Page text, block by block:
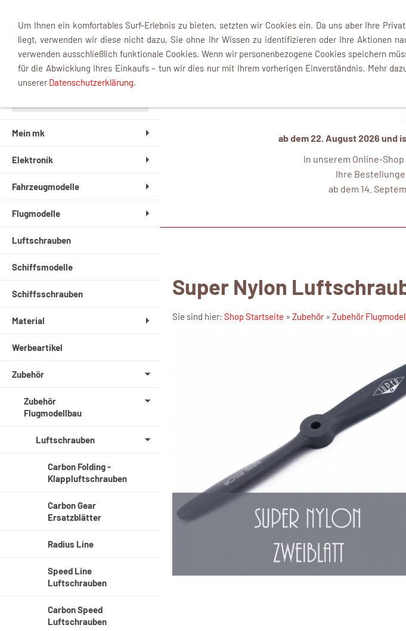
Mein mk
Elektronik
Fahrzeugmodelle
Flugmodelle
Luftschrauben
Schiffsmodelle
Schiffsschrauben
Material
Werbeartikel
Zubehör
Zubehör
Flugmodellbau
Luftschrauben
Carbon Folding -
Klappluftschrauben
Carbon Gear
Ersatzblätter
Radius Line
Speed Line
Luftschrauben
Carbon Speed
Luftschrauben
INFOBOX
ab dem 22. August 2026 und
In unserem Online-
Ihre
ab dem 14.
Super Nylon
Sie sind hier: Shop Startseite » Zubehör» Zubehör
Um Ihnen ein komfortables Surf-Erlebnis zu bieten, setzten wir Cookies ein. Da uns aber Ihre
liegt, verwenden wir diese nicht dazu, Sie ohne Ihr Wissen zu identifizieren oder Ihre Aktionen
verwenden ausschließlich funktionale Cookies. Wenn wir personenbezogene Cookies speichern
für die Abwicklung Ihres Einkaufs – tun wir dies nur mit Ihrem vorherigen Einverständnis. Mehr
unserer Datenschutzerklärung.